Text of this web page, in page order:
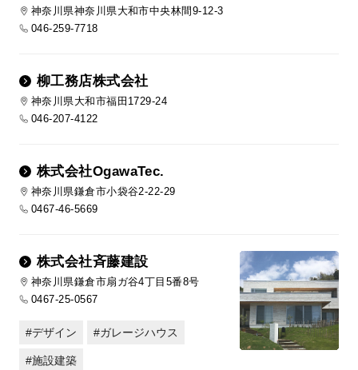
神奈川県神奈川県大和市中央林間9-12-3
046-259-7718
柳工務店株式会社
神奈川県大和市福田1729-24
046-207-4122
株式会社OgawaTec.
神奈川県鎌倉市小袋谷2-22-29
0467-46-5669
株式会社斉藤建設
神奈川県鎌倉市扇ガ谷4丁目5番8号
0467-25-0567
デザイン ガレージハウス
施設建築